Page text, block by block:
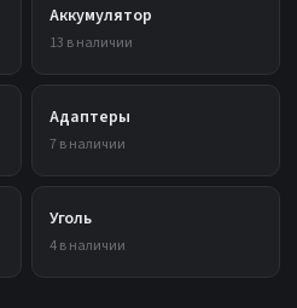
Аккумулятор
13 в наличии
Адаптеры
7 в наличии
Уголь
4 в наличии